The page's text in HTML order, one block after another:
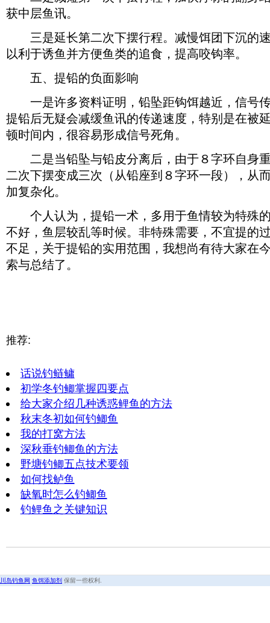
获中层鱼讯。
三是延长第二次下摆行程。减慢饵团下沉的
以利于诱鱼并方便鱼类的追食，提高咬钩率。
五、提铅的负面影响
一是许多资料证明，铅坠距钩饵越近，信号
提铅后无疑会减缓鱼讯的传递速度，特别是在被
顿时间内，很容易形成信号死角。
二是当铅坠与铅皮分离后，由于８字环自身
二次下摆变成三次（从铅座到８字环一段），从
加复杂化。
个人认为，提铅一术，多用于鱼情较为特殊
不好，鱼层较乱等时候。非特殊需要，不宜提的
不足，关于提铅的实用范围，我想尚有待大家在
索与总结了。
推荐:
话说钓鲢鳙
初学冬钓鲫掌握四要点
给大家介绍几种诱惑鲤鱼的方法
秋末冬初如何钓鲫鱼
我的打窝方法
深秋垂钓鲫鱼的方法
野塘钓鲫五点技术要领
如何找鲈鱼
缺氧时怎么钓鲫鱼
钓鲤鱼之关键知识
川岛钓鱼网 鱼饵添加剂 保留一些权利.